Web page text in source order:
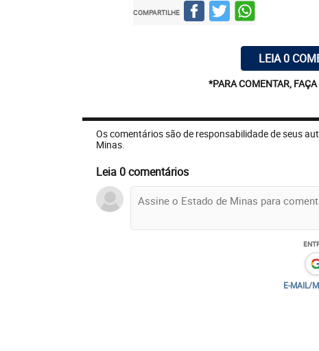
COMPARTILHE
LEIA 0
*PARA COMENTAR, FAÇA
Os comentários são de responsabilidade de seus
Minas.
Leia 0 comentários
E-MAIL/